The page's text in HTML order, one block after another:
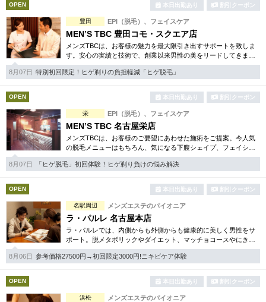
OPEN 本日出勤あり 割引クーポン
豊田 EPI（脱毛）、フェイスケア
MEN’S TBC 豊田コモ・スクエア店
メンズTBCは、お客様の魅力を最大限引き出すサポートを致しま
す。安心の実績と技術で、創業以来男性の美をリードしてきまし
た。人気のメンズ脱毛をはじめ、フェイシャルケア、引き締め等
お得な体験コースも多数。
8月07日 特別初回限定！ヒゲ剃りの負担軽減「ヒゲ脱毛」
OPEN 本日出勤あり 割引クーポン
栄 EPI（脱毛）、フェイスケア
MEN’S TBC 名古屋栄店
メンズTBCは、お客様のご要望にあわせた施術をご提案。今人気
の脱毛メニューはもちろん、気になる下腹シェイプ、フェイシャ
ルケア等初めての方でも安心のお得な体験コースを各種揃えてい
ます。まずはご体験下さい。
8月07日 「ヒゲ脱毛」初回体験！ヒゲ剃り負けの悩み解決
OPEN 本日出勤あり 割引クーポン
名駅周辺 メンズエステのパイオニア
ラ・パルレ 名古屋本店
ラ・パルレでは、内側からも外側からも健康的に美しく男性をサ
ポート。脱メタボリックやダイエット、マッチョコースやにきび
内外コース、アロマトリートメント等多彩なメニューをご用意。
お得な体験コースも多数！
8月06日 参考価格27500円→初回限定3000円!ニキビケア体験
OPEN 本日出勤あり 割引クーポン
浜松 メンズエステのパイオニア